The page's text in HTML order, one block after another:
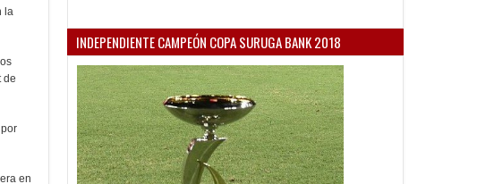
la
de
en
INDEPENDIENTE CAMPEÓN COPA SURUGA BANK 2018